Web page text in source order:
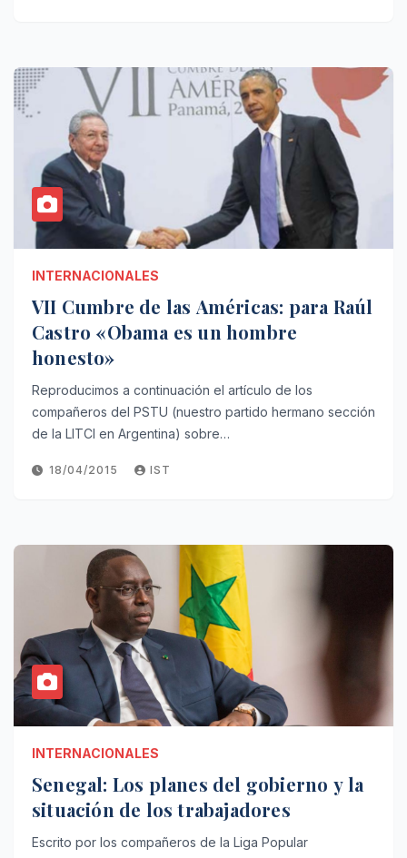
INTERNACIONALES
VII Cumbre de las Américas: para Raúl
Castro «Obama es un hombre
honesto»
Reproducimos a continuación el artículo de los
compañeros del PSTU (nuestro partido hermano sección
de la LITCI en Argentina) sobre…
18/04/2015 IST
INTERNACIONALES
Senegal: Los planes del gobierno y la
situación de los trabajadores
Escrito por los compañeros de la Liga Popular